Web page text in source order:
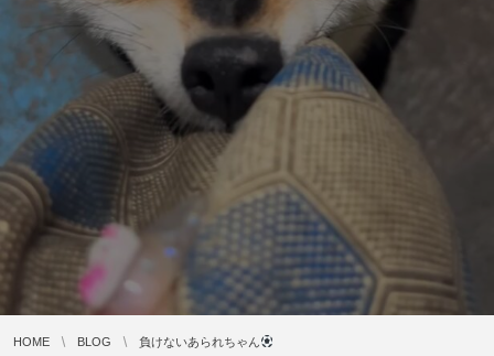
HOME BLOG 負けないあられちゃん